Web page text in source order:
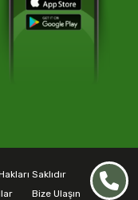
Saklıdır
Bize Ulaşın